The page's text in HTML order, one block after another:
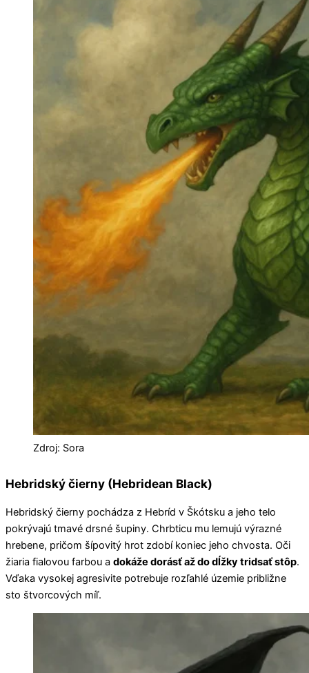
Zdroj: Sora
Hebridský čierny (Hebridean Black)
Hebridský čierny pochádza z Hebríd v Škótsku a jeho telo
pokrývajú tmavé drsné šupiny. Chrbticu mu lemujú výrazné
hrebene, pričom šípovitý hrot zdobí koniec jeho chvosta. Oči
žiaria fialovou farbou a dokáže dorásť až do dĺžky tridsať stôp.
Vďaka vysokej agresivite potrebuje rozľahlé územie približne
sto štvorcových míľ.